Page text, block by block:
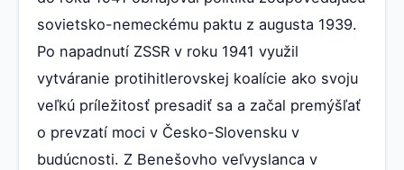
sovietsko-nemeckému paktu z augusta 1939.
Po napadnutí ZSSR v roku 1941 využil
vytváranie protihitlerovskej koalície ako svoju
veľkú príležitosť presadiť sa a začal premýšľať
o prevzatí moci v Česko-Slovensku v
budúcnosti. Z Benešovho veľvyslanca v